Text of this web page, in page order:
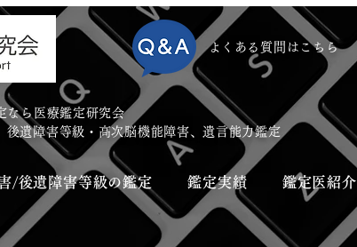
​よくある質問はこちら
なら医療鑑定研究会
後遺障害等級・高次脳機能障害、遺言能力鑑定
/後遺障害等級の鑑定 鑑定実績 鑑定医紹介